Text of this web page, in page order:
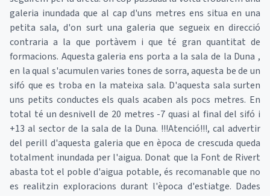
galeria inundada que al cap d'uns metres ens situa en una
petita sala, d'on surt una galeria que segueix en direcció
contraria a la que portàvem i que té gran quantitat de
formacions. Aquesta galeria ens porta a la sala de la Duna ,
en la qual s'acumulen varies tones de sorra, aquesta be de un
sifó que es troba en la mateixa sala. D'aquesta sala surten
uns petits conductes els quals acaben als pocs metres. En
total té un desnivell de 20 metres -7 quasi al final del sifó i
+13 al sector de la sala de la Duna. !!!Atenció!!!, cal advertir
del perill d'aquesta galeria que en època de crescuda queda
totalment inundada per l'aigua. Donat que la Font de Rivert
abasta tot el poble d'aigua potable, és recomanable que no
es realitzin exploracions durant l'època d'estiatge. Dades